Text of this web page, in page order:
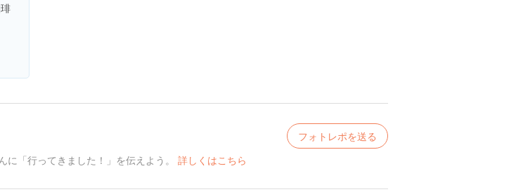
フォトレポを送る
「行ってきました！」を伝えよう。 詳しくはこちら